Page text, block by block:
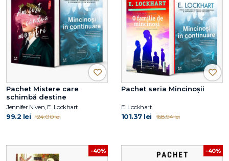
Pachet Mistere care
schimbă destine
Jennifer Niven, E. Lockhart
99.2 lei 124.00 lei
Pachet seria Mincinoșii
E. Lockhart
101.37 lei 168.94 lei
-40% -40%